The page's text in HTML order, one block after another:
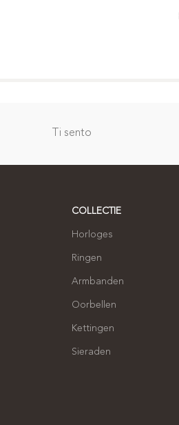
Ti sento
COLLECTIE
Horloges
Ringen
Armbanden
Oorbellen
Kettingen
Sieraden